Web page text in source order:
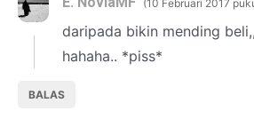
10 Februari 2017
daripada bikin mending
hahaha.. *piss*
BALAS